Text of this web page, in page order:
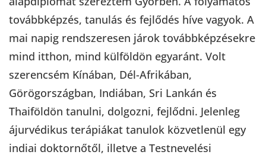
továbbképzés, tanulás és fejlődés híve vagyok. A
mai napig rendszeresen járok továbbképzésekre
mind itthon, mind külföldön egyaránt. Volt
szerencsém Kínában, Dél-Afrikában,
Görögországban, Indiában, Sri Lankán és
Thaiföldön tanulni, dolgozni, fejlődni. Jelenleg
ájurvédikus terápiákat tanulok közvetlenül egy
indiai doktornőtől, illetve a Testnevelési